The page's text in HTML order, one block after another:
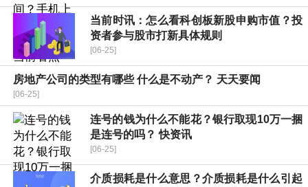
当前时讯：怎么看科创板新股申购市值？投
资者参与股市打新具体规则
[06-25]
房地产公司的类型有哪些 什么是不动产？ 天天要闻
[06-25]
连号的钱为什么不能花？银行取现10万一捆
是连号的吗？ 快资讯
[06-25]
介质损耗是什么意思？介质损耗是什么引起